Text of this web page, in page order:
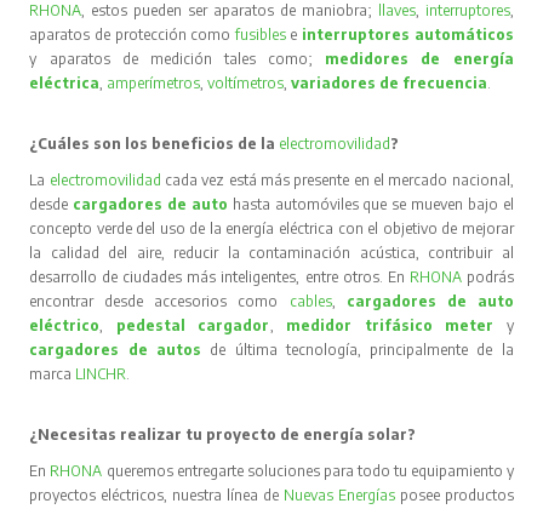
RHONA, estos pueden ser aparatos de maniobra; llaves, interruptores,
aparatos de protección comofusibles e interruptores automáticos
y aparatos de medición tales como; medidores de energía
eléctrica, amperímetros,voltímetros,variadores de frecuencia.
¿Cuáles son los beneficios de la electromovilidad ?
La electromovilidad cada vez está más presente en el mercado nacional,
desde cargadores de auto hasta automóviles que se mueven bajo el
concepto verde del uso de la energía eléctrica con el objetivo de mejorar
la calidad del aire, reducir la contaminación acústica, contribuir al
desarrollo de ciudades más inteligentes, entre otros. En RHONA podrás
encontrar desde accesorios como cables, cargadores de auto
eléctrico, pedestal cargador, medidor trifásico meter
y
cargadores de autos de última tecnología, principalmente de la
marca LINCHR.
¿Necesitas realizar tu proyecto de energía solar?
En RHONA queremos entregarte soluciones para todo tu equipamiento y
proyectos eléctricos, nuestra línea de Nuevas Energíasposee productos